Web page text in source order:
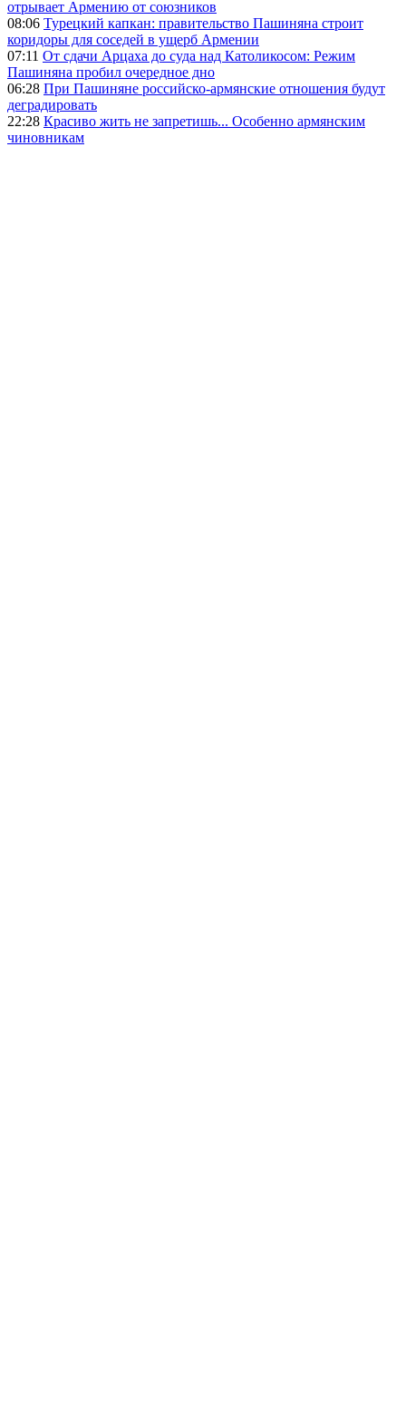
отрывает Армению от союзников
08:06 Турецкий капкан: правительство Пашиняна строит
коридоры для соседей в ущерб Армении
07:11 От сдачи Арцаха до суда над Католикосом: Режим
Пашиняна пробил очередное дно
06:28 При Пашиняне российско-армянские отношения будут
деградировать
22:28 Красиво жить не запретишь... Особенно армянским
чиновникам